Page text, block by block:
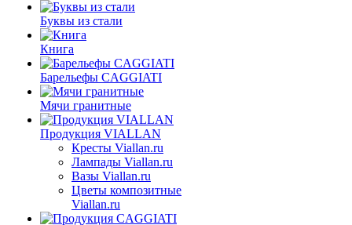
Буквы из стали
Книга
Барельефы CAGGIATI
Мячи гранитные
Продукция VIALLAN
Кресты Viallan.ru
Лампады Viallan.ru
Вазы Viallan.ru
Цветы композитные
Viallan.ru